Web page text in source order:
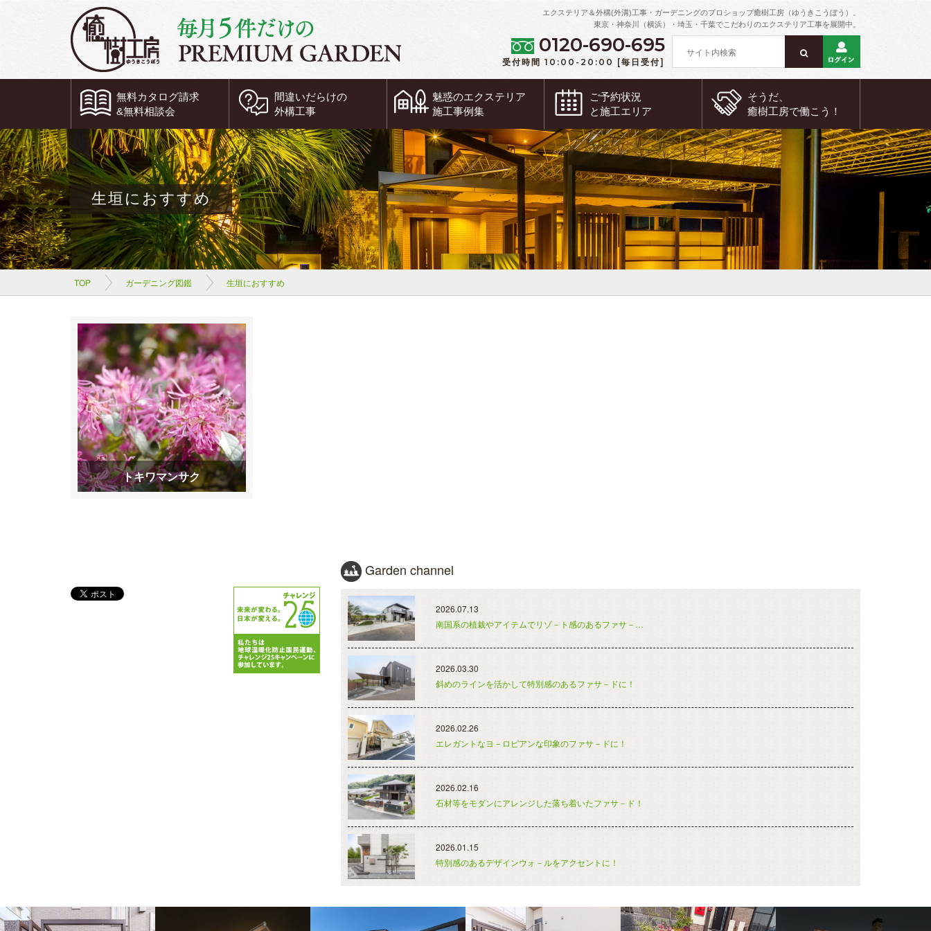
エクステリア＆外構(外溝)工事・ガーデニングのプロショップ癒樹工房（ゆうきこうぼう）。
東京・神奈川（横浜）・埼玉・千葉でこだわりのエクステリア工事を展開中。
0120-690-695
受付時間 10:00-20:00 [毎日受付]
無料カタログ請求
&無料相談会
間違いだらけの
外構工事
魅惑のエクステリア
施工事例集
ご予約状況
と施工エリア
そうだ、
癒樹工房で働こう！
生垣におすすめ
TOP ガーデニング図鑑 生垣におすすめ
トキワマンサク
Garden channel
2026.07.13
南国系の植栽やアイテムでリゾ－ト感のあるファサ－…
2026.03.30
斜めのラインを活かして特別感のあるファサ－ドに！
2026.02.26
エレガントなヨ－ロピアンな印象のファサ－ドに！
2026.02.16
石材等をモダンにアレンジした落ち着いたファサ－ド！
2026.01.15
特別感のあるデザインウォ－ルをアクセントに！